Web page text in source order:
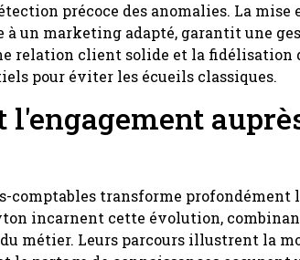
précoce des anomalies. La mise
à un marketing adapté, garantit une
relation client solide et la fidélisation
pour éviter les écueils classiques.
comptables transforme profondément
incarnent cette évolution,
métier. Leurs parcours illustrent la